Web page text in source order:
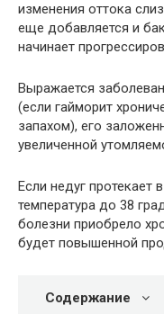
изменения оттока
еще добавляется и
начинает
Выражается
(если гайморит
запахом), его
увеличенной
Если недуг
температура до 38
болезни приобрело
будет повышенной
Содержание